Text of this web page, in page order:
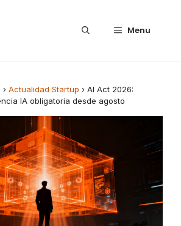
Menu
› Actualidad Startup › AI Act 2026:
IA obligatoria desde agosto